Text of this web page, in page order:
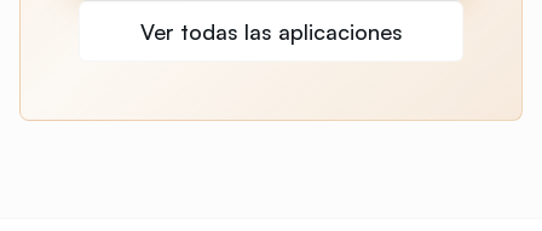
Ver todas las aplicaciones